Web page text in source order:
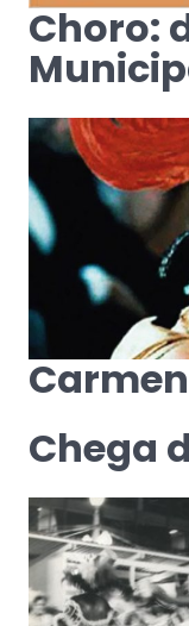
Choro:
Chega